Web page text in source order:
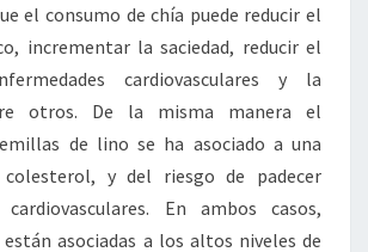
el consumo de chía puede reducir el
incrementar la saciedad, reducir el
cardiovasculares y la
otros. De la misma manera el
de lino se ha asociado a una
colesterol, y del riesgo de padecer
cardiovasculares. En ambos casos,
asociadas a los altos niveles de